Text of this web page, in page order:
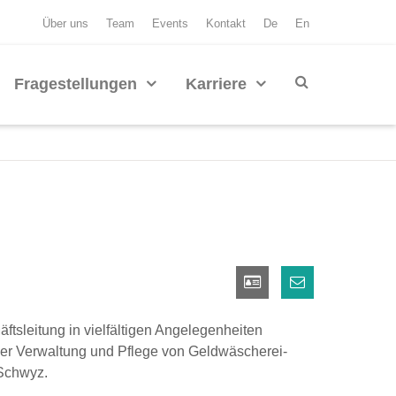
Über uns Team Events Kontakt De En
Fragestellungen Karriere
in vielfältigen Angelegenheiten
Verwaltung und Pflege von Geldwäscherei-